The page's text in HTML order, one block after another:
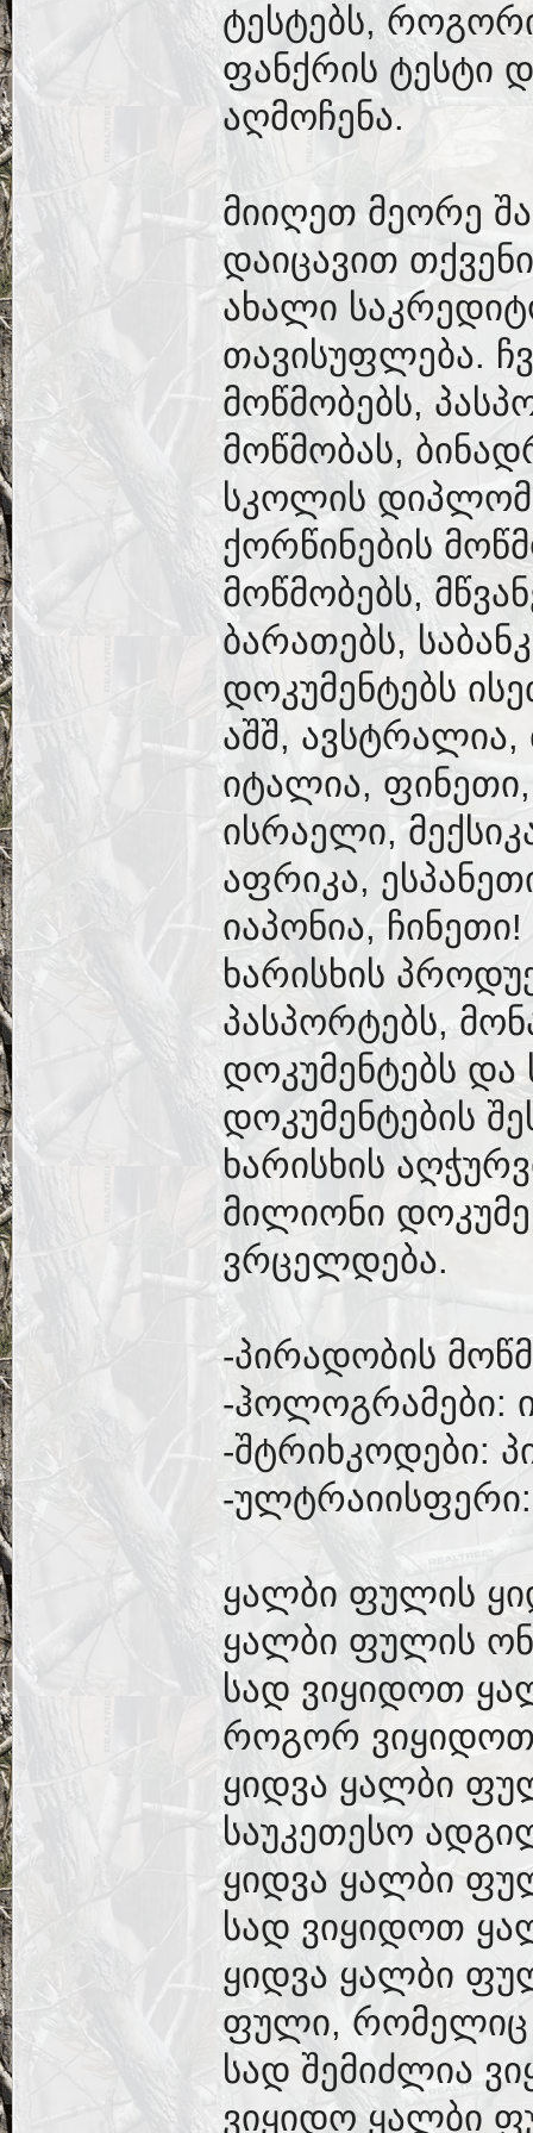
ტესტებს,
ფანქრის ტესტი
აღმოჩენა.
მიიღეთ მეორე
დაიცავით
ახალი
თავისუფლება.
მოწმობებს,
მოწმობას,
სკოლის
ქორწინების
მოწმობებს,
ბარათებს,
დოკუმენტებს
აშშ,
იტალია,
ისრაელი,
აფრიკა,
იაპონია,
ხარისხის
პასპორტებს,
დოკუმენტებს და
დოკუმენტების
ხარისხის
მილიონი
ვრცელდება.
-პირადობის
-ჰოლოგრამები:
-შტრიხკოდები:
-
ყალბი ფულის
ყალბი ფულის
სად ვიყიდოთ
როგორ
ყიდვა ყალბი
საუკეთესო
ყიდვა ყალბი
სად ვიყიდოთ
ყიდვა ყალბი
ფული, რომელიც
სად შემიძლია
ვიყიდო ყალბი